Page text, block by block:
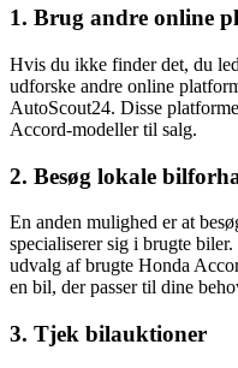
1. Brug andre online
Hvis du ikke finder det, du
udforske andre online
AutoScout24. Disse
Accord-modeller til salg.
2. Besøg lokale
En anden mulighed er at
specialiserer sig i brugte
udvalg af brugte Honda
en bil, der passer til dine
3. Tjek bilauktioner